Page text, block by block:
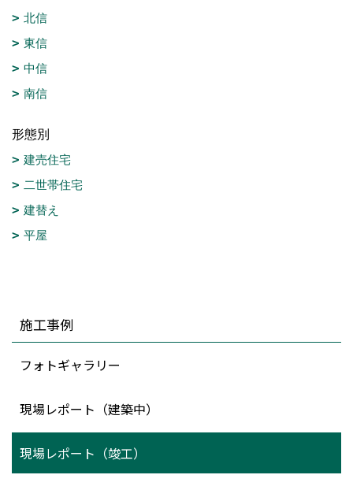
北信
東信
中信
南信
形態別
建売住宅
二世帯住宅
建替え
平屋
施工事例
フォトギャラリー
現場レポート（建築中）
現場レポート（竣工）